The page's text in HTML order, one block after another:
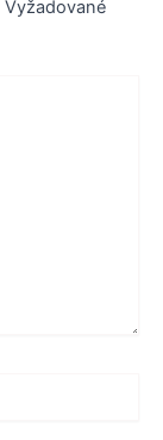
Vyžadované